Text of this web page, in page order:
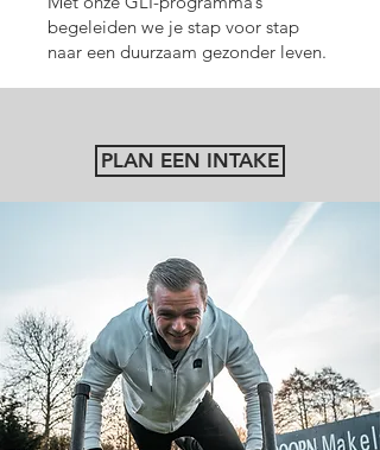
begeleiden we je stap voor stap
naar een duurzaam gezonder leven.
PLAN EEN INTAKE